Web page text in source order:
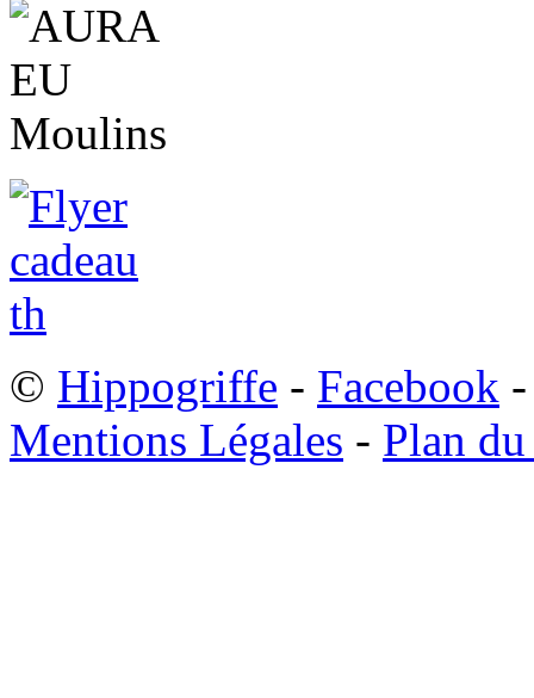
© Hippogriffe - Facebook
Mentions Légales - Plan